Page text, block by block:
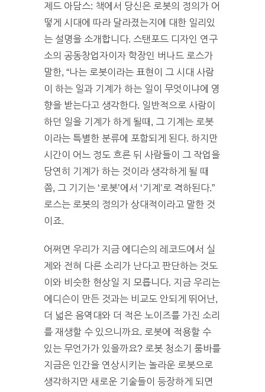
제드 아담스: 책에서 당신은 로봇의 정의가 어
떻게 시대에 따라 달라졌는지에 대한 일리있
는 설명을 소개합니다. 스탠포드 디자인 연구
소의 공동창업자이자 학장인 버나드 로스가
말한, “나는 로봇이라는 표현이 그 시대 사람
이 하는 일과 기계가 하는 일이 무엇이냐에 영
향을 받는다고 생각한다. 일반적으로 사람이
하던 일을 기계가 하게 될때, 그 기계는 로봇
이라는 특별한 분류에 포함되게 된다. 하지만
시간이 어느 정도 흐른 뒤 사람들이 그 작업을
당연히 기계가 하는 것이라 생각하게 될 때
쯤, 그 기기는 ‘로봇’에서 ‘기계’로 격하된다.”
로스는 로봇의 정의가 상대적이라고 말한 것
이죠.
어쩌면 우리가 지금 에디슨의 레코드에서 실
제와 전혀 다른 소리가 난다고 판단하는 것도
이와 비슷한 현상일 지 모릅니다. 지금 우리는
에디슨이 만든 것과는 비교도 안되게 뛰어난,
더 넓은 음역대와 더 적은 노이즈를 가진 소리
를 재생할 수 있으니까요. 로봇에 적용할 수
있는 무언가가 있을까요? 로봇 청소기 룸바를
지금은 인간을 연상시키는 놀라운 로봇으로
생각하지만 새로운 기술들이 등장하게 되면